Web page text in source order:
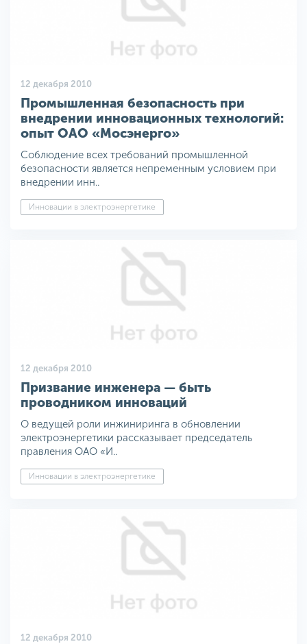
12 декабря 2010
Промышленная безопасность при
внедрении инновационных технологий:
опыт ОАО «Мосэнерго»
Соблюдение всех требований промышленной
безопасности является непременным условием при
внедрении инн..
Инновации в электроэнергетике
12 декабря 2010
Призвание инженера — быть
проводником инноваций
О ведущей роли инжиниринга в обновлении
электроэнергетики рассказывает председатель
правления ОАО «И..
Инновации в электроэнергетике
12 декабря 2010